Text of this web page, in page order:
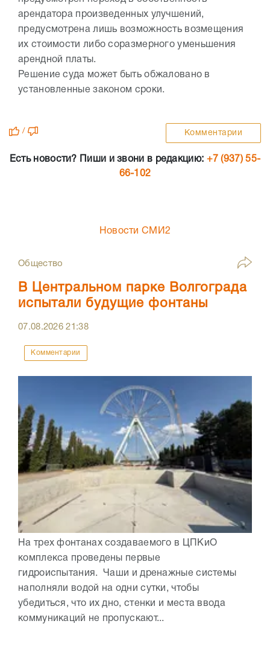
арендатора произведенных улучшений,
предусмотрена лишь возможность возмещения
их стоимости либо соразмерного уменьшения
арендной платы.
Решение суда может быть обжаловано в
установленные законом сроки.
/ Комментарии
Есть новости? Пиши и звони в редакцию: +7 (937) 55-
66-102
Новости СМИ2
Общество
В Центральном парке Волгограда
испытали будущие фонтаны
07.08.202621:38
Комментарии
На трех фонтанах создаваемого в ЦПКиО
комплекса проведены первые
гидроиспытания. Чаши и дренажные системы
наполняли водой на одни сутки, чтобы
убедиться, что их дно, стенки и места ввода
коммуникаций не пропускают...